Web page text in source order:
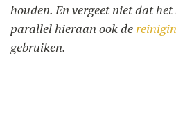
houden. En vergeet niet dat
parallel hieraan ook de
gebruiken.